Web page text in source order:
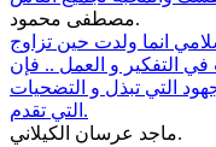
مصطفى محمود.
انما ولدت حين تزاوج
التفكير و العمل .. فإن
التي تبذل و التضحيات
التي تقدم.
ماجد عرسان الكيلاني.